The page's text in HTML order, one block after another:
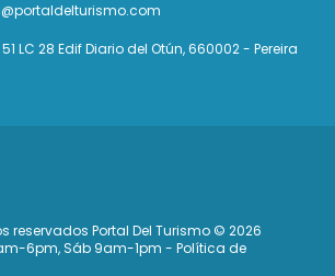
LC 28 Edif Diario del Otún, 660002 - Pereira
reservados Portal Del Turismo © 2026
6pm, Sáb 9am-1pm - Política de